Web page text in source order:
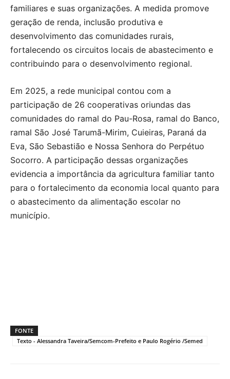
familiares e suas organizações. A medida promove
geração de renda, inclusão produtiva e
desenvolvimento das comunidades rurais,
fortalecendo os circuitos locais de abastecimento e
contribuindo para o desenvolvimento regional.
Em 2025, a rede municipal contou com a
participação de 26 cooperativas oriundas das
comunidades do ramal do Pau-Rosa, ramal do Banco,
ramal São José Tarumã-Mirim, Cuieiras, Paraná da
Eva, São Sebastião e Nossa Senhora do Perpétuo
Socorro. A participação dessas organizações
evidencia a importância da agricultura familiar tanto
para o fortalecimento da economia local quanto para
o abastecimento da alimentação escolar no
município.
FONTE
Texto - Alessandra Taveira/Semcom-Prefeito e Paulo Rogério /Semed